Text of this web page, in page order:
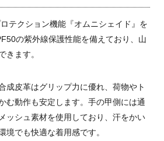
テクション機能『オムニシェイド』を
の紫外線保護性能を備えており、山
きます。
成皮革はグリップ力に優れ、荷物やト
む動作も安定します。手の甲側には通
ッシュ素材を使用しており、汗をかい
境でも快適な着用感です。